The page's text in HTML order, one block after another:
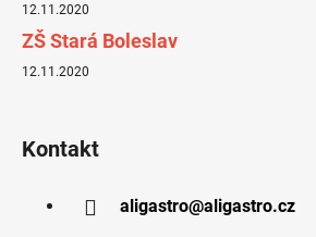
12.11.2020
ZŠ Stará Boleslav
12.11.2020
Kontakt
aligastro@aligastro.cz